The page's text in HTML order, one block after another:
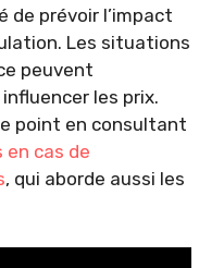
de prévoir l’impact
Les situations
peuvent
les prix.
point en consultant
cas de
, qui aborde aussi les